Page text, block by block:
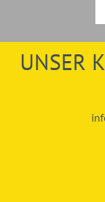
UNSER